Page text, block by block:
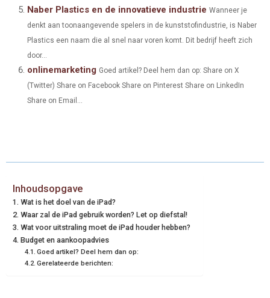
Naber Plastics en de innovatieve industrie Wanneer je
denkt aan toonaangevende spelers in de kunststofindustrie, is Naber
Plastics een naam die al snel naar voren komt. Dit bedrijf heeft zich
door...
onlinemarketing Goed artikel? Deel hem dan op: Share on X
(Twitter) Share on Facebook Share on Pinterest Share on LinkedIn
Share on Email...
Inhoudsopgave
Wat is het doel van de iPad?
Waar zal de iPad gebruik worden? Let op diefstal!
Wat voor uitstraling moet de iPad houder hebben?
Budget en aankoopadvies
Goed artikel? Deel hem dan op:
Gerelateerde berichten: